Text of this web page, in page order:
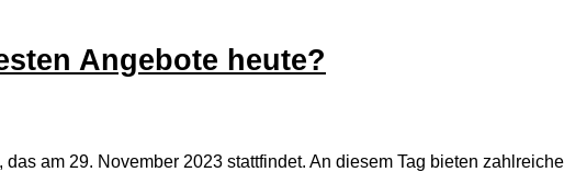
Angebote heute?
am 29. November 2023 stattfindet. An diesem Tag bieten